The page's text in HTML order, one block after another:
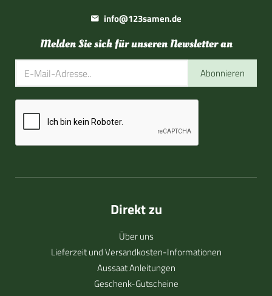
info@123samen.de
Melden Sie sich für unseren Newsletter an
Abonnieren
Direkt zu
Über uns
Lieferzeit und Versandkosten-Informationen
Aussaat Anleitungen
Geschenk-Gutscheine